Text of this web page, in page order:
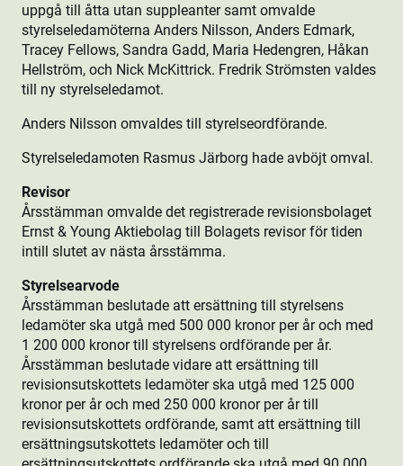
uppgå till åtta utan suppleanter samt omvalde
styrelseledamöterna Anders Nilsson, Anders Edmark,
Tracey Fellows, Sandra Gadd, Maria Hedengren, Håkan
Hellström, och Nick McKittrick. Fredrik Strömsten valdes
till ny styrelseledamot.
Anders Nilsson omvaldes till styrelseordförande.
Styrelseledamoten Rasmus Järborg hade avböjt omval.
Revisor
Årsstämman omvalde det registrerade revisionsbolaget
Ernst & Young Aktie­bolag till Bolagets revisor för tiden
intill slutet av nästa årsstämma.
Styrelsearvode
Årsstämman beslutade att ersättning till styrelsens
ledamöter ska utgå med 500 000 kronor per år och med
1 200 000 kronor till styrelsens ordförande per år.
Årsstämman beslutade vidare att ersättning till
revisionsutskottets ledamöter ska utgå med 125 000
kronor per år och med 250 000 kronor per år till
revisionsutskottets ordförande, samt att ersättning till
ersättningsutskottets ledamöter och till